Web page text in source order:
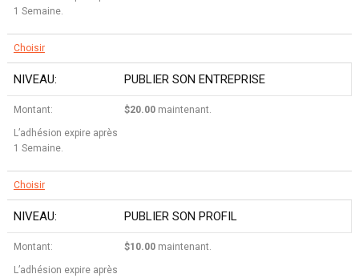
1 Semaine.
Choisir
PUBLIER SON ENTREPRISE
$20.00maintenant.
L’adhésion expire après
1 Semaine.
Choisir
PUBLIER SON PROFIL
$10.00maintenant.
L’adhésion expire après